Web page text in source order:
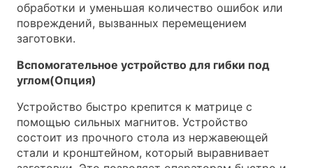
обработки и уменьшая количество ошибок или
повреждений, вызванных перемещением
заготовки.
Вспомогательное устройство для гибки под
углом(Опция)
Устройство быстро крепится к матрице с
помощью сильных магнитов. Устройство
состоит из прочного стола из нержавеющей
стали и кронштейном, который выравнивает